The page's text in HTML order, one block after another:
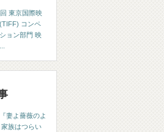
東京国際映
コンペ
ョン部門 映
妻よ薔薇のよ
家族はつらい